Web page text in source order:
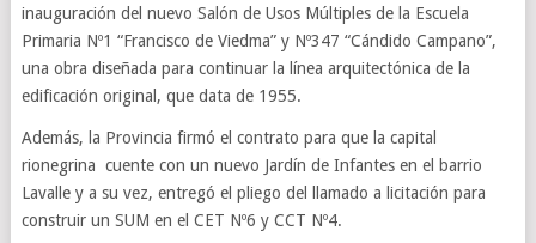
inauguración del nuevo Salón de Usos Múltiples de la Escuela
Primaria Nº1 “Francisco de Viedma” y Nº347 “Cándido Campano”,
una obra diseñada para continuar la línea arquitectónica de la
edificación original, que data de 1955.
Además, la Provincia firmó el contrato para que la capital
rionegrina cuente con un nuevo Jardín de Infantes en el barrio
Lavalle y a su vez, entregó el pliego del llamado a licitación para
construir un SUM en el CET Nº6 y CCT Nº4.